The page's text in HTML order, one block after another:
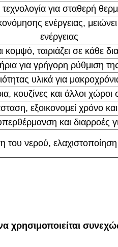
για σταθερή
ενέργειας,
ενέργειας
κομψό, ταιριάζει σε κάθε
για γρήγορη ρύθμιση
υλικά για
κουζίνες και άλλοι χώροι
εξοικονομεί χρόνο
και διαρροές
του νερού,